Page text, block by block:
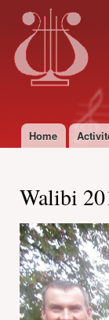
Hoofdmenu
Home
Walibi